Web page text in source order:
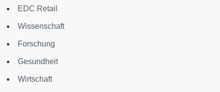
EDC Retail
Wissenschaft
Forschung
Gesundheit
Wirtschaft